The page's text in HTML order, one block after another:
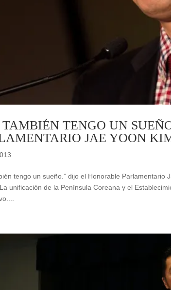
TAMBIÉN TENGO UN
JAE YOON
tengo un sueño.” dijo el Honorable
unificación de la Península Coreana y el